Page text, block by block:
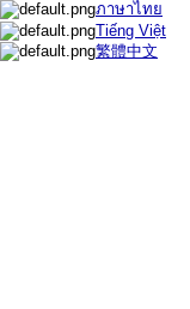
ภาษาไทย
Tiếng Việt
繁體中文